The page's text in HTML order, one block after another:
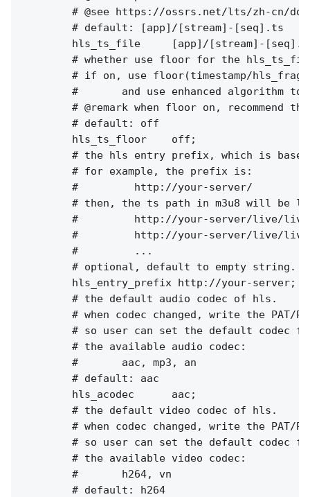
# @see https://ossrs.net/lts/zh-cn/
        # default: [app]/[stream]-[seq].ts
hls_ts_file     [app]/[stream]-
# whether use floor for the
# if on, use floor(timestamp/
#       and use enhanced algorithm to
# @remark when floor on, recommend
        # default: off
        hls_ts_floor    off;
# the hls entry prefix, which is base
        # for example, the prefix is:
        #         http://your-server/
# then, the ts path in m3u8 will be
#         http://your-server/live/
#         http://your-server/live/
        #         ...
        # optional, default to empty string.
        hls_entry_prefix http://your-server;
        # the default audio codec of hls.
# when codec changed, write the PAT/
# so user can set the default codec
        # the available audio codec:
        #       aac, mp3, an
        # default: aac
        hls_acodec      aac;
        # the default video codec of hls.
# when codec changed, write the PAT/
# so user can set the default codec
        # the available video codec:
        #       h264, vn
        # default: h264